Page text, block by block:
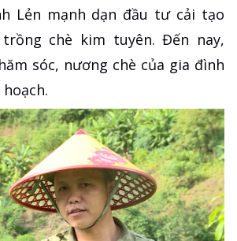
Lẻn mạnh dạn đầu tư cải tạo
chè kim tuyên. Đến nay,
sóc, nương chè của gia đình